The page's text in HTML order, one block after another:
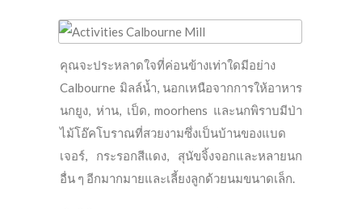
คุณจะประหลาดใจที่ค่อนข้างเท่าใดมีอย่าง
Calbourne มิลล์น้ำ, นอกเหนือจากการให้อาหาร
นกยูง, ห่าน, เป็ด, moorhens และนกพิราบมีป่า
ไม้โอ๊คโบราณที่สวยงามซึ่งเป็นบ้านของแบด
เจอร์, กระรอกสีแดง, สุนัขจิ้งจอกและหลายนก
อื่น ๆ อีกมากมายและเลี้ยงลูกด้วยนมขนาดเล็ก.